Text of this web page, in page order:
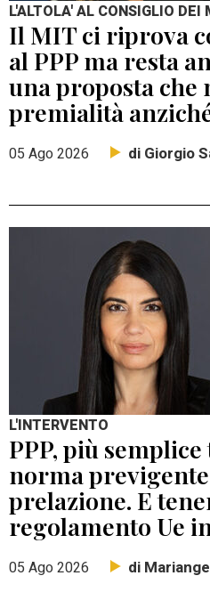
L'ALTOLA' AL CONSIGLIO DEI
Il MIT ci riprova
al PPP ma resta
una proposta che
premialità
05 Ago 2026 di Giorgio
L'INTERVENTO
PPP, più
norma
prelazione. E
regolamento Ue
05 Ago 2026 di